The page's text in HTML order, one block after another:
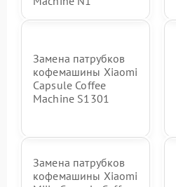
Замена патрубков
кофемашины Xiaomi
Capsule Coffee
Machine S1301
Замена патрубков
кофемашины Xiaomi